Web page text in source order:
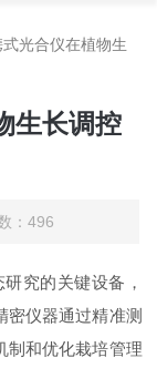
光合仪在植物生
生长调控
：496
究的关键设备，
密仪器通过精准测
制和优化栽培管理